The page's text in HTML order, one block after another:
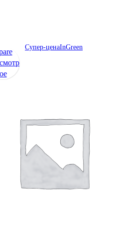
Супер-ценаInGreen